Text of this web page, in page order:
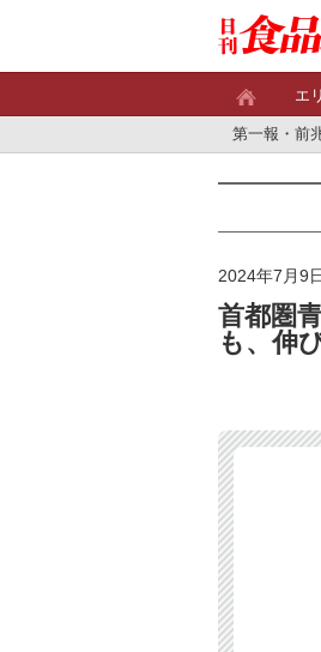
エ
第一報・前
2024年7月9
首都圏
も、伸